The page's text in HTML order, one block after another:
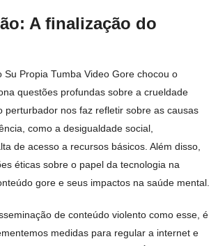
A finalização do
Su Propia Tumba Video Gore chocou o
questões profundas sobre a crueldade
perturbador nos faz refletir sobre as causas
como a desigualdade social,
de acesso a recursos básicos. Além disso,
éticas sobre o papel da tecnologia na
gore e seus impactos na saúde mental.
de conteúdo violento como esse, é
medidas para regular a internet e